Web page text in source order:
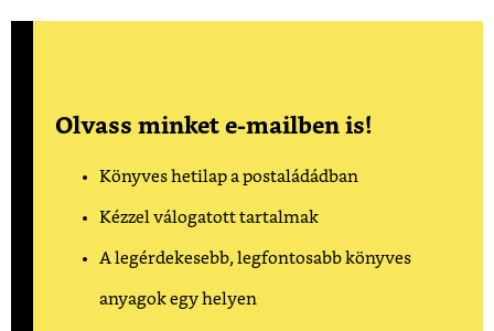
Olvass minket e-mailben is!
Könyves hetilap a postaládádban
Kézzel válogatott tartalmak
A legérdekesebb, legfontosabb könyves
anyagok egy helyen